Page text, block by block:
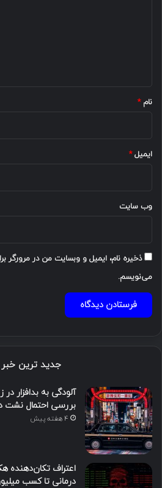
نام*
ایمیل*
وب‌ سایت
ذخیره نام، ایمیل و وبسایت من در مرورگر
می‌نویسم.
جدید ترین خبر
بررسی احتمال نشت
4 هفته پیش
درمانی تا کسب